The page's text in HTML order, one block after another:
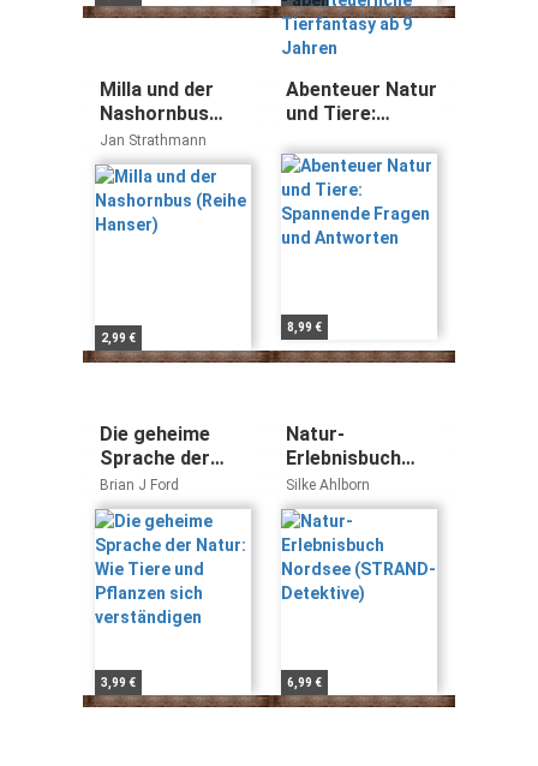
Jahren
Milla und der
Nashornbus
(Reihe Hanser)
Jan Strathmann
2,99 €
Abenteuer Natur
und Tiere:
Fragen und
Antworten
8,99 €
Die geheime
Sprache der
Natur: Wie Tiere
und Pflanzen
sich
verständigen
Brian J Ford
3,99 €
Natur-
Erlebnisbuch
Nordsee
(STRAND-
Detektive)
Silke Ahlborn
6,99 €